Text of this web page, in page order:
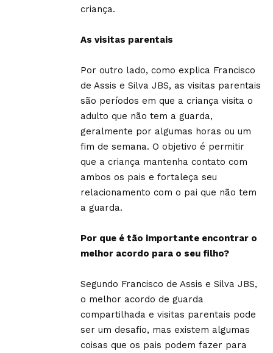
criança.
As visitas parentais
Por outro lado, como explica Francisco
de Assis e Silva JBS, as visitas parentais
são períodos em que a criança visita o
adulto que não tem a guarda,
geralmente por algumas horas ou um
fim de semana. O objetivo é permitir
que a criança mantenha contato com
ambos os pais e fortaleça seu
relacionamento com o pai que não tem
a guarda.
Por que é tão importante encontrar o
melhor acordo para o seu filho?
Segundo Francisco de Assis e Silva JBS,
o melhor acordo de guarda
compartilhada e visitas parentais pode
ser um desafio, mas existem algumas
coisas que os pais podem fazer para